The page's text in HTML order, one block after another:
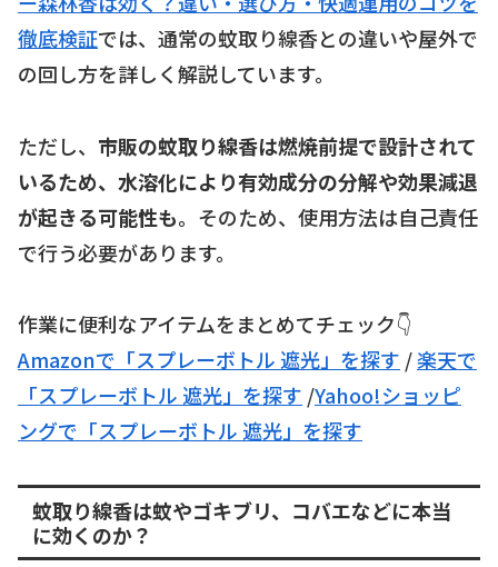
徹底検証では、通常の蚊取り線香との違いや屋外で
の回し方を詳しく解説しています。
ただし、 市販の蚊取り線香は燃焼前提で設計されて
いるため、水溶化により有効成分の分解や効果減退
が起きる可能性も。そのため、使用方法は自己責任
で行う必要があります。
作業に便利なアイテムをまとめてチェック👇
Amazonで「スプレーボトル 遮光」を探す /楽天で
「スプレーボトル 遮光」を探す /Yahoo!ショッピ
ングで「スプレーボトル 遮光」を探す
蚊取り線香は蚊やゴキブリ、コバエなどに本当
に効くのか？